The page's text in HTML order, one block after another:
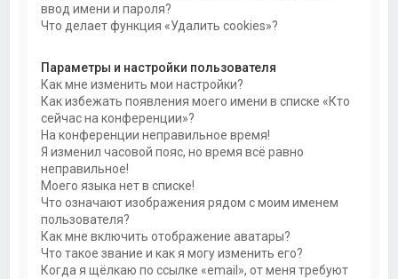
ввод имени и пароля?
Что делает функция «Удалить cookies»?
Параметры и настройки пользователя
Как мне изменить мои настройки?
Как избежать появления моего имени в списке «Кто
сейчас на конференции»?
На конференции неправильное время!
Я изменил часовой пояс, но время всё равно
неправильное!
Моего языка нет в списке!
Что означают изображения рядом с моим именем
пользователя?
Как мне включить отображение аватары?
Что такое звание и как я могу изменить его?
Когда я щёлкаю по ссылке «email», от меня требуют